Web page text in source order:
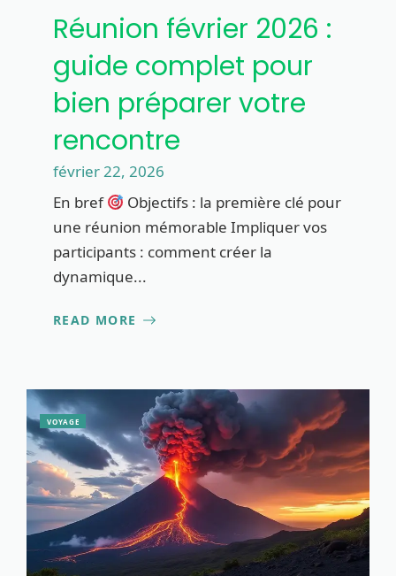
Réunion février 2026 :
guide complet pour
bien préparer votre
rencontre
février 22, 2026
En bref
Objectifs : la première clé pour
une réunion mémorable Impliquer vos
participants : comment créer la
dynamique...
READ MORE
VOYAGE